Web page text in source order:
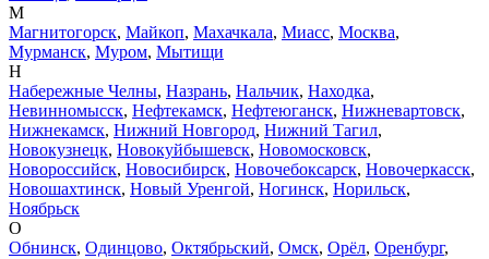
М
Магнитогорск, Майкоп, Махачкала, Миасс, Москва,
Мурманск, Муром, Мытищи
Н
Набережные Челны, Назрань, Нальчик, Находка,
Невинномысск, Нефтекамск, Нефтеюганск, Нижневартовск,
Нижнекамск, Нижний Новгород, Нижний Тагил,
Новокузнецк, Новокуйбышевск, Новомосковск,
Новороссийск, Новосибирск, Новочебоксарск, Новочеркасск,
Новошахтинск, Новый Уренгой, Ногинск, Норильск,
Ноябрьск
О
Обнинск, Одинцово, Октябрьский, Омск, Орёл, Оренбург,